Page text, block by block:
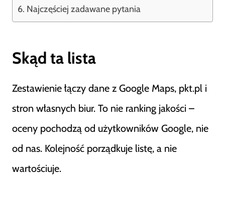
Najczęściej zadawane pytania
Skąd ta lista
Zestawienie łączy dane z Google Maps, pkt.pl i
stron własnych biur. To nie ranking jakości –
oceny pochodzą od użytkowników Google, nie
od nas. Kolejność porządkuje listę, a nie
wartościuje.